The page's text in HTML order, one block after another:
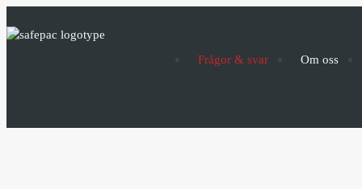
Frågor & svar Om oss